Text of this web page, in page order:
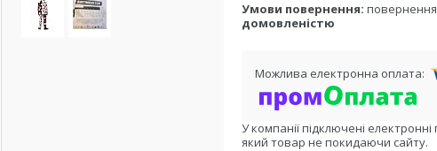
повернення
домовленістю
У компанії підключені
який товар не покидаючи сайту.